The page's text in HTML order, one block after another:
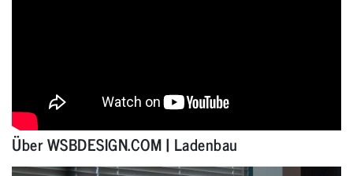
Über WSBDESIGN.COM | Ladenbau